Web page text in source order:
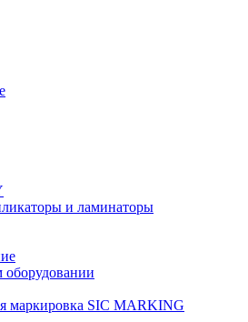
и ламинаторы
маркировка SIC MARKING